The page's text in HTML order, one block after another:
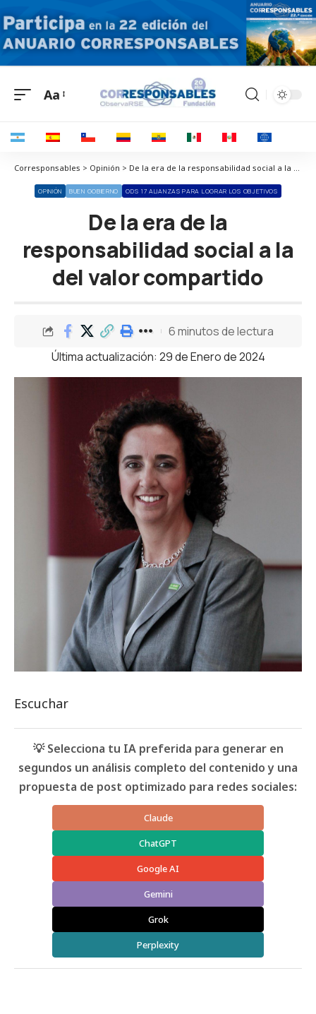
Aa
Corresponsables > Opinión > De la era de la responsabilidad social a la del valor compartido
OPINIÓN BUEN GOBIERNO ODS 17 ALIANZAS PARA LOGRAR LOS OBJETIVOS
De la era de la
responsabilidad social a la
del valor compartido
Última actualización: 29 de Enero de 2024
6 minutos de lectura
Escuchar
💡 Selecciona tu IA preferida para generar en
segundos un análisis completo del contenido y una
propuesta de post optimizado para redes sociales:
Claude
ChatGPT
Google AI
Gemini
Grok
Perplexity